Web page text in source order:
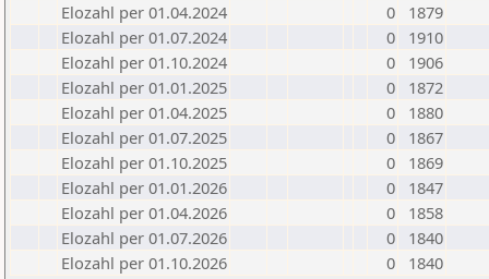
Elozahl per 01.04.2024
0
1879
Elozahl per 01.07.2024
0
1910
Elozahl per 01.10.2024
0
1906
Elozahl per 01.01.2025
0
1872
Elozahl per 01.04.2025
0
1880
Elozahl per 01.07.2025
0
1867
Elozahl per 01.10.2025
0
1869
Elozahl per 01.01.2026
0
1847
Elozahl per 01.04.2026
0
1858
Elozahl per 01.07.2026
0
1840
Elozahl per 01.10.2026
0 1840